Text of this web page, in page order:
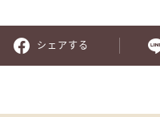
シェアする